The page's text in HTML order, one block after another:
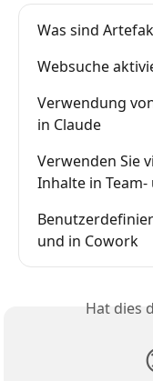
Was sind
Websuche
Verwendung
in Claude
Verwenden Sie
Inhalte in
und in Cowork
Hat dies